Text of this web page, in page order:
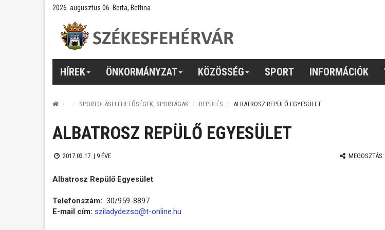
2026. augusztus 06. Berta, Bettina
HÍREK ÖNKORMÁNYZAT KÖZÖSSÉG SPORT INFORMÁCIÓK
SPORTOLÁSI LEHETŐSÉGEK, SPORTÁGAK REPÜLÉS ALBATROSZ REPÜLŐ EGYESÜLET
ALBATROSZ REPÜLŐ EGYESÜLET
2017.03.17. | 9 ÉVE MEGOSZTÁS:
Albatrosz Repülő Egyesület
Telefonszám: 30/959-8897
E-mail cím: sziladydezso@t-online.hu